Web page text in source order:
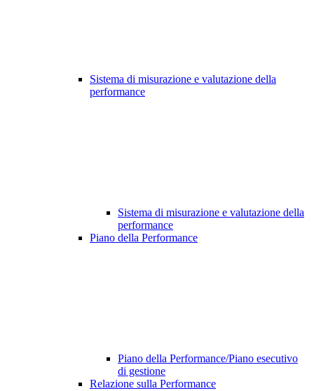
Sistema di misurazione e valutazione della
performance
Sistema di misurazione e valutazione della
performance
Piano della Performance
Piano della Performance/Piano esecutivo
di gestione
Relazione sulla Performance